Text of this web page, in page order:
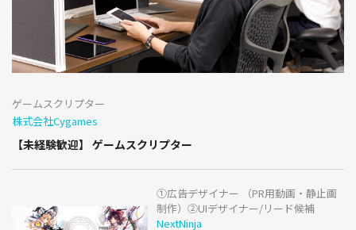
ゲームスクリプター
株式会社Cygames
【未経験歓迎】 ゲームスクリプター
①広告デザイナー （PR用動画・静止画
制作）②UIデザイナー/リード候補
NextNinja